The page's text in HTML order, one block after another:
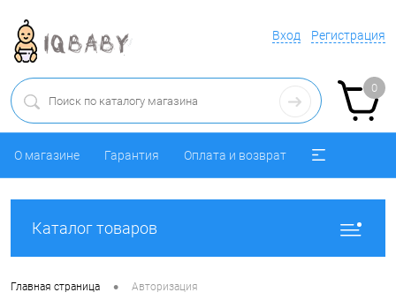
Вход Регистрация
0
О магазине Гарантия Оплата и возврат
Каталог товаров
Главная страница • Авторизация